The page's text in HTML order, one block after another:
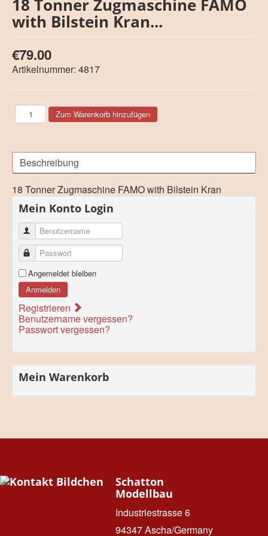
18 Tonner Zugmaschine FAMO
with Bilstein Kran...
€79.00
Artikelnummer: 4817
Beschreibung
18 Tonner Zugmaschine FAMO with Bilstein Kran
Mein Konto Login
Benutzername
Passwort
Angemeldet bleiben
Anmelden
Registrieren
Benutzername vergessen?
Passwort vergessen?
Mein Warenkorb
Schatton
Modellbau
Industriestrasse 6
94347 Ascha/Germany